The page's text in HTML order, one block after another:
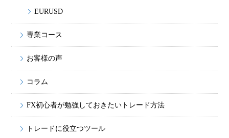
EURUSD
専業コース
お客様の声
コラム
FX初心者が勉強しておきたいトレード方法
トレードに役立つツール